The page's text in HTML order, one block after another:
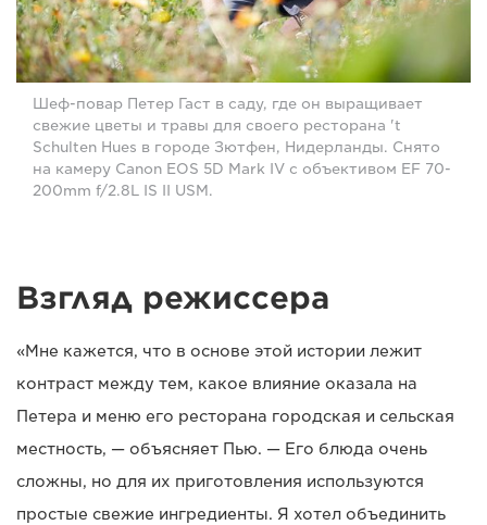
Шеф-повар Петер Гаст в саду, где он выращивает
свежие цветы и травы для своего ресторана 't
Schulten Hues в городе Зютфен, Нидерланды. Снято
на камеру Canon EOS 5D Mark IV с объективом EF 70-
200mm f/2.8L IS II USM.
Взгляд режиссера
«Мне кажется, что в основе этой истории лежит
контраст между тем, какое влияние оказала на
Петера и меню его ресторана городская и сельская
местность, — объясняет Пью. — Его блюда очень
сложны, но для их приготовления используются
простые свежие ингредиенты. Я хотел объединить